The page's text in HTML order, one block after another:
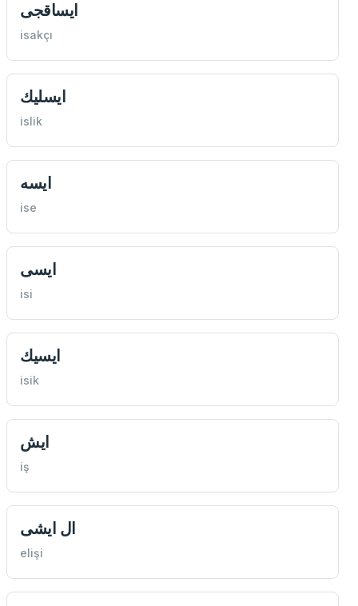
ايساقجی
isakçı
ايسليك
islik
ايسه
ise
ايسی
isi
ايسيك
isik
ايش
iş
ال ايشی
elişi